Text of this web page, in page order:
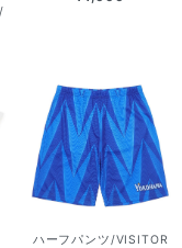
ハーフパンツ/VISITOR